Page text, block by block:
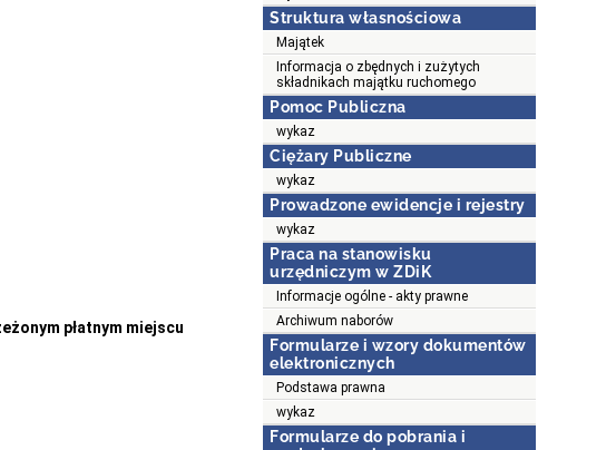
płatnym miejscu
Struktura własnościowa
Majątek
Informacja o zbędnych i zużytych
składnikach majątku ruchomego
Pomoc Publiczna
wykaz
Ciężary Publiczne
wykaz
Prowadzone ewidencje i rejestry
wykaz
Praca na stanowisku
urzędniczym w ZDiK
Informacje ogólne - akty prawne
Archiwum naborów
Formularze i wzory dokumentów
elektronicznych
Podstawa prawna
wykaz
Formularze do pobrania i